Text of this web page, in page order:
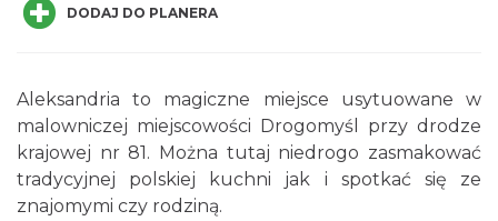
DODAJ DO PLANERA
Aleksandria to magiczne miejsce usytuowane w
malowniczej miejscowości Drogomyśl przy drodze
krajowej nr 81. Można tutaj niedrogo zasmakować
tradycyjnej polskiej kuchni jak i spotkać się ze
znajomymi czy rodziną.